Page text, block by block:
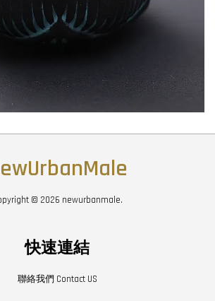
© 2026 newurbanmale.
快速連結
聯絡我們 Contact US